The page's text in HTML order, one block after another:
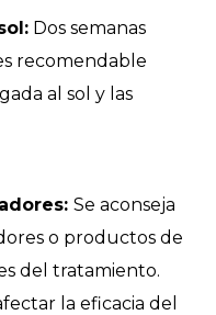
Dos semanas
recomendable
al sol y las
Se aconseja
o productos de
del tratamiento.
la eficacia del